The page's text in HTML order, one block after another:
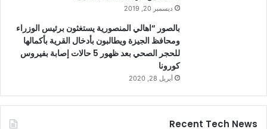
ديسمبر 20, 2019
بالصور “اهالي المنصورية يستغثون برئيس الوزراء
ومحافظ الجيزة ويطالبون بأدخال القرية بأكمالها
للحجر الصحي بعد ظهور 5 حالات إصابة بفيروس
كورونا
أبريل 28, 2020
Recent Tech News